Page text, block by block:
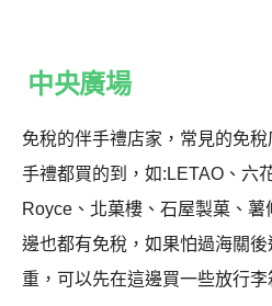
中央廣場
免稅的伴手禮店家，常見的免
手禮都買的到，如:LETAO、六
Royce、北菓樓、石屋製菓、
邊也都有免稅，如果怕過海關
重，可以先在這邊買一些放行李